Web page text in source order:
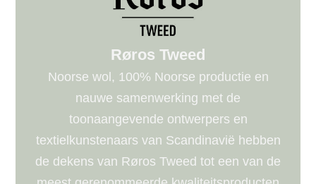
Røros Tweed
Noorse wol, 100% Noorse productie en
nauwe samenwerking met de
toonaangevende ontwerpers en
textielkunstenaars van Scandinavië hebben
de dekens van Røros Tweed tot een van de